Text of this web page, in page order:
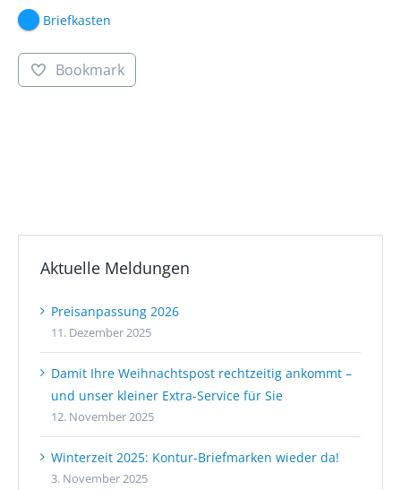
Briefkasten
Bookmark
Aktuelle Meldungen
Preisanpassung 2026
11. Dezember 2025
Damit Ihre Weihnachtspost rechtzeitig ankommt –
und unser kleiner Extra-Service für Sie
12. November 2025
Winterzeit 2025: Kontur-Briefmarken wieder da!
3. November 2025